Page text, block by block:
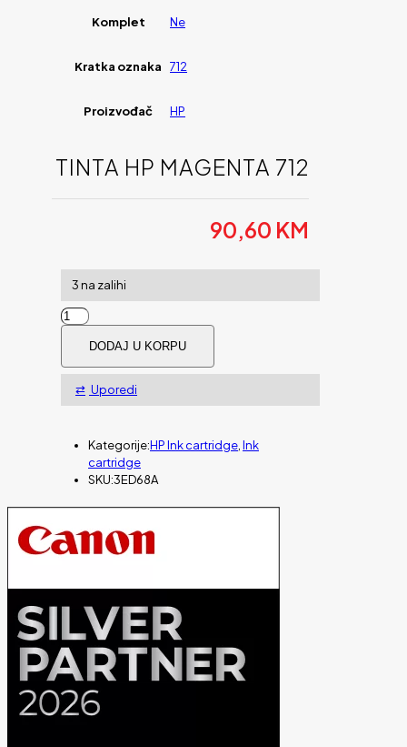
Komplet Ne
Kratka oznaka 712
Proizvođač HP
TINTA HP MAGENTA 712
90,60 KM
3 na zalihi
Tinta
HP
magenta
712
količina
DODAJ U KORPU
Uporedi
Kategorije:HP Ink cartridge Ink
cartridge
SKU:3ED68A